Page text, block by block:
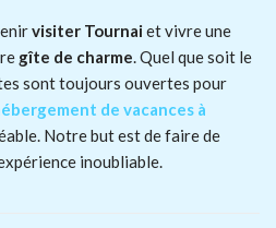
visiter Tournaiet vivre une
gîte de charme. Quel que soit le
sont toujours ouvertes pour
de vacances à
Notre but est de faire de
inoubliable.